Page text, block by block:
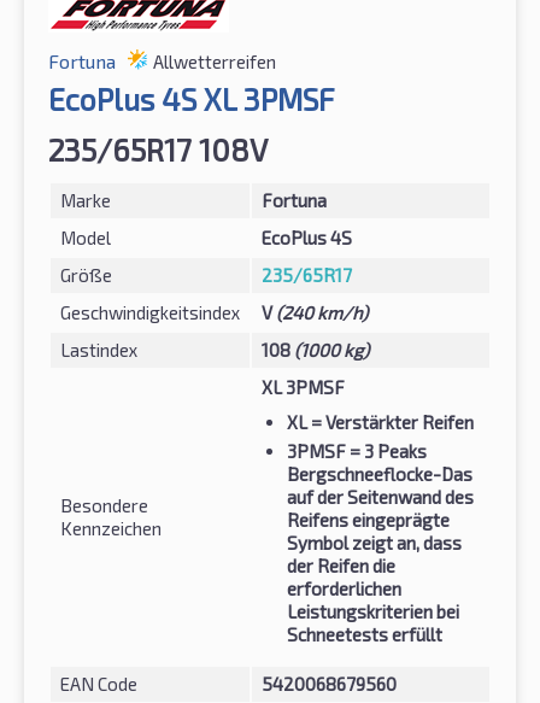
Fortuna Allwetterreifen
EcoPlus 4S XL 3PMSF
235/65R17 108V
Marke
Fortuna
Model
EcoPlus 4S
Größe
235/65R17
Geschwindigkeitsindex
V(240 km/h)
Lastindex
108 (1000 kg)
Besondere
Kennzeichen
XL 3PMSF
XL= Verstärkter Reifen
3PMSF = 3 Peaks
Bergschneeflocke-Das
auf der Seitenwand des
Reifens eingeprägte
Symbol zeigt an, dass
der Reifen die
erforderlichen
Leistungskriterien bei
Schneetests erfüllt
EAN Code 5420068679560